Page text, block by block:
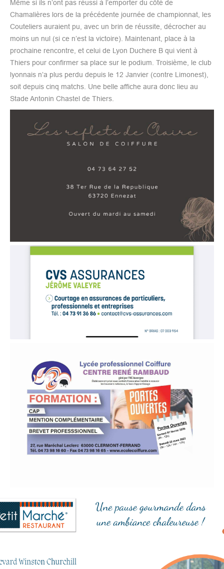
Même si ils n’ont pas réussi à l’emporter du côté de
Chamalières lors de la précédente journée de championnat, les
Couteliers auraient pu, avec un brin de réussite, décrocher au
moins un nul (si ce n’est la victoire). Maintenant, place à la
prochaine rencontre, et celui de Lyon Duchere B qui vient à
Thiers pour confirmer sa place sur le podium. Troisième, le club
lyonnais n’a plus perdu depuis le 12 Janvier (contre Limonest),
soit depuis cinq matchs. Une belle affiche aura donc lieu au
Stade Antonin Chastel de Thiers.